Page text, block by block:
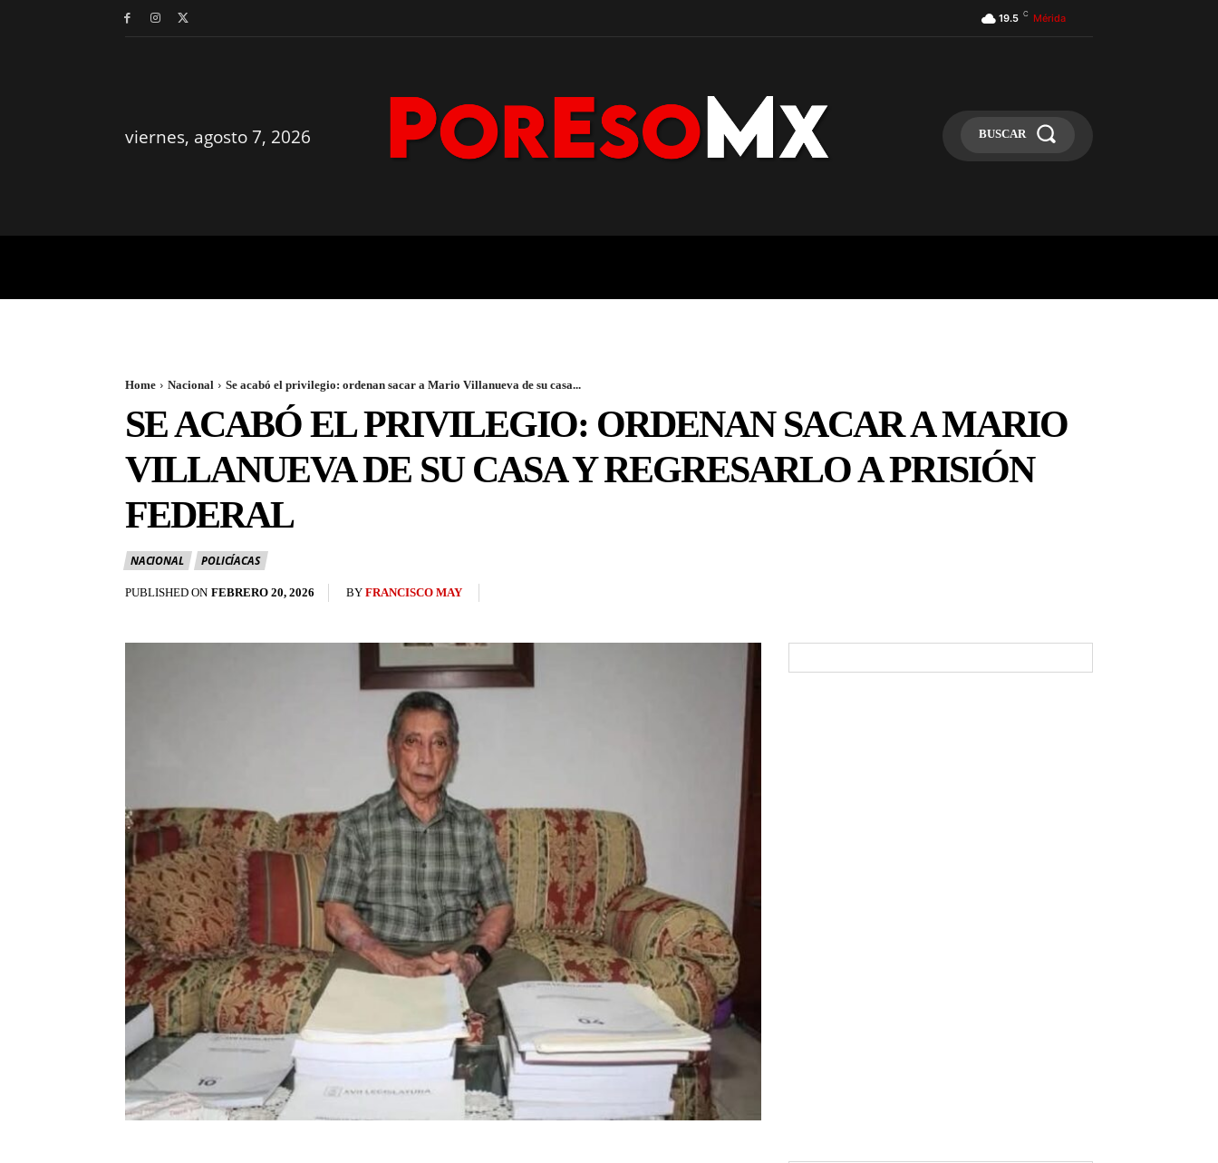
19.5 C Mérida
viernes, agosto 7, 2026 BUSCAR
Home Nacional Se acabó el privilegio: ordenan sacar a Mario Villanueva de su casa...
SE ACABÓ EL PRIVILEGIO: ORDENAN SACAR A MARIO
VILLANUEVA DE SU CASA Y REGRESARLO A PRISIÓN
FEDERAL
NACIONAL POLICÍACAS
PUBLISHED ON FEBRERO 20, 2026 BY FRANCISCO MAY